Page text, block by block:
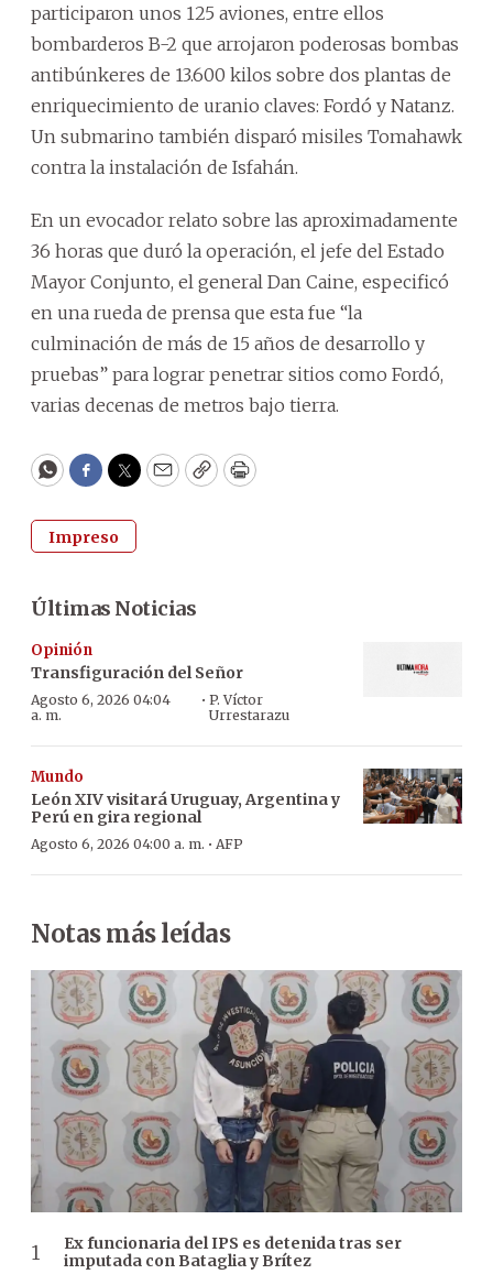
participaron unos 125 aviones, entre ellos
bombarderos B-2 que arrojaron poderosas bombas
antibúnkeres de 13.600 kilos sobre dos plantas de
enriquecimiento de uranio claves: Fordó y Natanz.
Un submarino también disparó misiles Tomahawk
contra la instalación de Isfahán.
En un evocador relato sobre las aproximadamente
36 horas que duró la operación, el jefe del Estado
Mayor Conjunto, el general Dan Caine, especificó
en una rueda de prensa que esta fue “la
culminación de más de 15 años de desarrollo y
pruebas” para lograr penetrar sitios como Fordó,
varias decenas de metros bajo tierra.
WhatsApp
Facebook
Twitter
EmailCopyPrint
Impreso
Últimas Noticias
Opinión
Transfiguración del Señor
Agosto 6, 2026 04:04
a. m.
· P. Víctor
Urrestarazu
Mundo
León XIV visitará Uruguay, Argentina y
Perú en gira regional
Agosto 6, 2026 04:00 a. m. · AFP
Notas más leídas
Ex funcionaria del IPS es detenida tras ser
imputada con Bataglia y Brítez